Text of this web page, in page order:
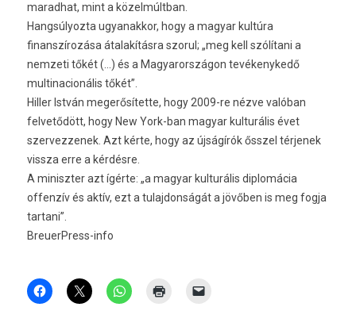
maradhat, mint a közelmúltban.
Hangsúlyozta ugyanakkor, hogy a magyar kultúra
finanszírozása átalakításra szorul; „meg kell szólítani a
nemzeti tőkét (…) és a Magyarországon tevékenykedő
multinacionális tőkét”.
Hiller István megerősítette, hogy 2009-re nézve valóban
felvetődött, hogy New York-ban magyar kulturális évet
szervezzenek. Azt kérte, hogy az újságírók ősszel térjenek
vissza erre a kérdésre.
A miniszter azt ígérte: „a magyar kulturális diplomácia
offenzív és aktív, ezt a tulajdonságát a jövőben is meg fogja
tartani”.
BreuerPress-info